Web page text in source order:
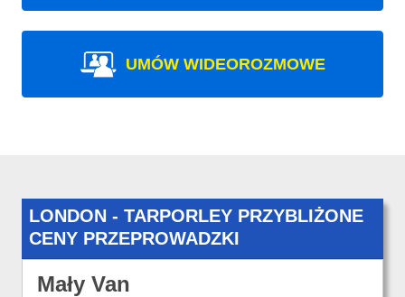
UMÓW WIDEOROZMOWE
LONDON - TARPORLEY PRZYBLIŻONE
CENY PRZEPROWADZKI
Mały Van